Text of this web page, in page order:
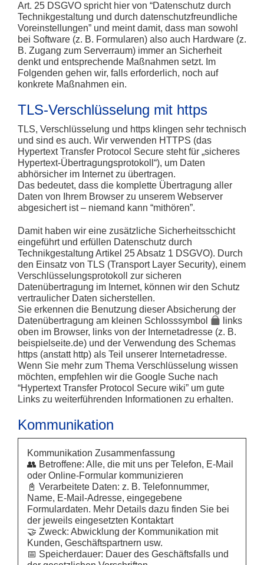
Art. 25 DSGVO spricht hier von “Datenschutz durch
Technikgestaltung und durch datenschutzfreundliche
Voreinstellungen” und meint damit, dass man sowohl
bei Software (z. B. Formularen) also auch Hardware (z.
B. Zugang zum Serverraum) immer an Sicherheit
denkt und entsprechende Maßnahmen setzt. Im
Folgenden gehen wir, falls erforderlich, noch auf
konkrete Maßnahmen ein.
TLS-Verschlüsselung mit https
TLS, Verschlüsselung und https klingen sehr technisch
und sind es auch. Wir verwenden HTTPS (das
Hypertext Transfer Protocol Secure steht für „sicheres
Hypertext-Übertragungsprotokoll“), um Daten
abhörsicher im Internet zu übertragen.
Das bedeutet, dass die komplette Übertragung aller
Daten von Ihrem Browser zu unserem Webserver
abgesichert ist – niemand kann “mithören”.
Damit haben wir eine zusätzliche Sicherheitsschicht
eingeführt und erfüllen Datenschutz durch
Technikgestaltung Artikel 25 Absatz 1 DSGVO). Durch
den Einsatz von TLS (Transport Layer Security), einem
Verschlüsselungsprotokoll zur sicheren
Datenübertragung im Internet, können wir den Schutz
vertraulicher Daten sicherstellen.
Sie erkennen die Benutzung dieser Absicherung der
Datenübertragung am kleinen Schlosssymbol
links
oben im Browser, links von der Internetadresse (z. B.
beispielseite.de) und der Verwendung des Schemas
https (anstatt http) als Teil unserer Internetadresse.
Wenn Sie mehr zum Thema Verschlüsselung wissen
möchten, empfehlen wir die Google Suche nach
“Hypertext Transfer Protocol Secure wiki” um gute
Links zu weiterführenden Informationen zu erhalten.
Kommunikation
Kommunikation Zusammenfassung
👥 Betroffene: Alle, die mit uns per Telefon, E-Mail
oder Online-Formular kommunizieren
📓 Verarbeitete Daten: z. B. Telefonnummer,
Name, E-Mail-Adresse, eingegebene
Formulardaten. Mehr Details dazu finden Sie bei
der jeweils eingesetzten Kontaktart
🤝 Zweck: Abwicklung der Kommunikation mit
Kunden, Geschäftspartnern usw.
📅 Speicherdauer: Dauer des Geschäftsfalls und